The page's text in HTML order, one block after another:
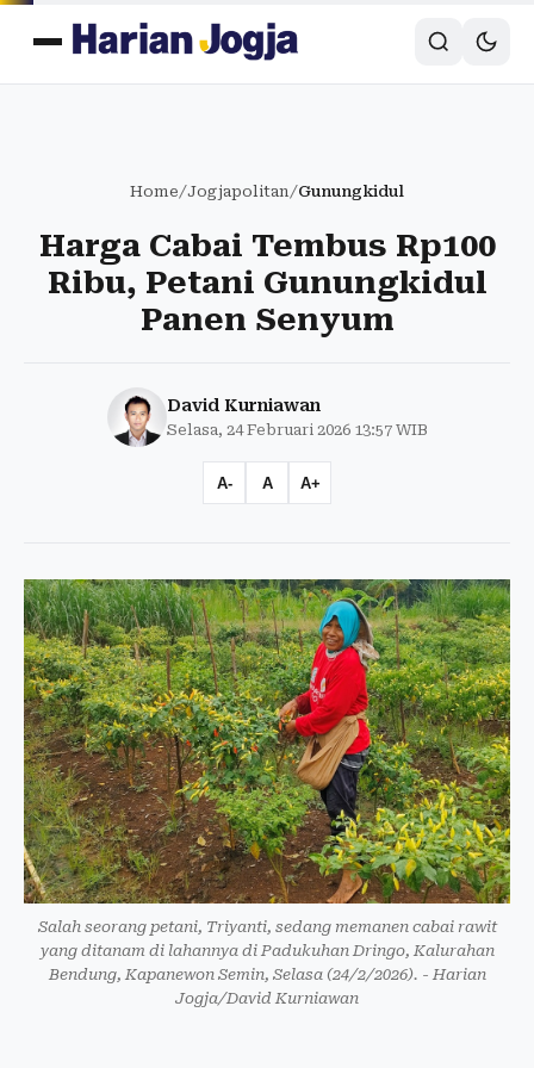
Home/Jogjapolitan/Gunungkidul
Harga Cabai Tembus Rp100
Ribu, Petani Gunungkidul
Panen Senyum
David Kurniawan
Selasa, 24 Februari 2026 13:57 WIB
A- A A+
Salah seorang petani, Triyanti, sedang memanen cabai rawit
yang ditanam di lahannya di Padukuhan Dringo, Kalurahan
Bendung, Kapanewon Semin, Selasa (24/2/2026). - Harian
Jogja/David Kurniawan